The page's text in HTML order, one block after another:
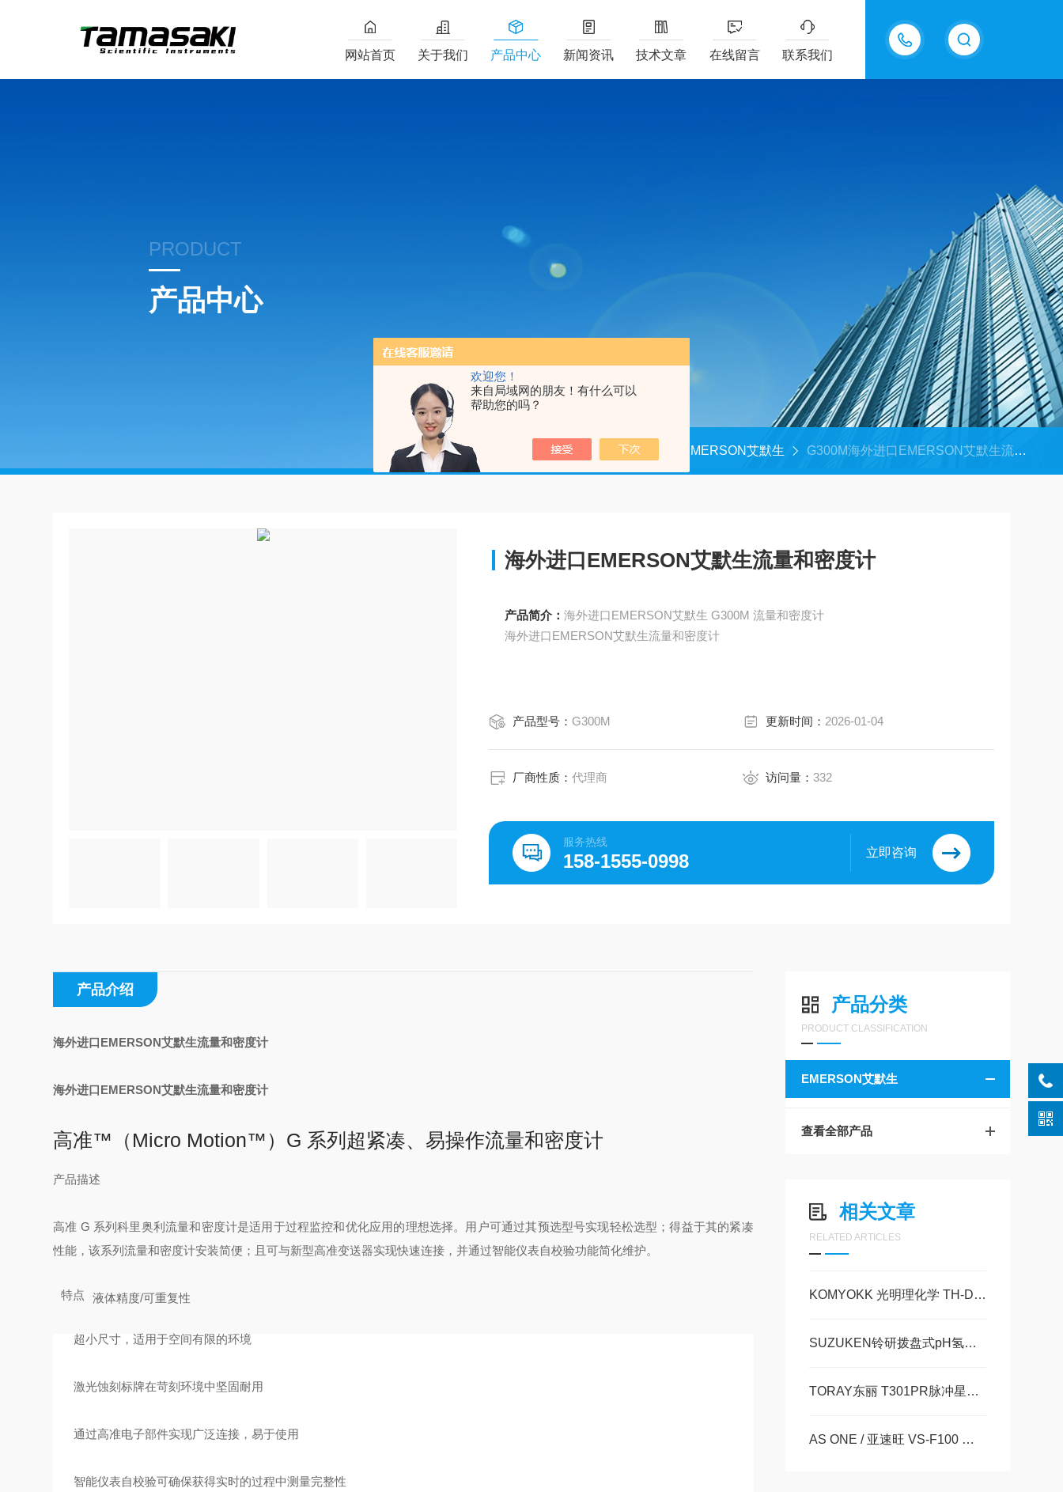
欢迎您！
来自局域网的朋友！有什么可以
帮助您的吗？
15815550998
网站首页 关于我们 产品中心 新闻资讯 技术文章 在线留言 联系我们
PRODUCT
产品中心
首页 产品中心 EMERSON艾默生 G300M海外进口EMERSON艾默生流量和密度计
海外进口EMERSON艾默生流量和密度计
产品简介：
海外进口EMERSON艾默生 G300M 流量和密度计
海外进口EMERSON艾默生流量和密度计
产品型号： G300M 更新时间： 2026-01-04
厂商性质：代理商 访问量： 332
服务热线
158-1555-0998 立即咨询
产品分类
PRODUCT CLASSIFICATION
EMERSON艾默生
查看全部产品
相关文章
RELATED ARTICLES
KOMYOKK 光明理化学 TH-D4A 一氧化碳检测探头（传感器）完整参数玉科原装
SUZUKEN铃研拨盘式pH氢离子计D-BCP玉崎科学仪器原装现货
TORAY东丽 T301PR脉冲星接收器技术参数
AS ONE / 亚速旺 VS-F100 超声波清洗器（标准单频型）玉崎科学仪器原装现货
产品介绍
海外进口EMERSON艾默生流量和密度计
海外进口EMERSON艾默生流量和密度计
高准™（Micro Motion™）G 系列超紧凑、易操作流量和密度计
产品描述
高准 G 系列科里奥利流量和密度计是适用于过程监控和优化应用的理想选择。用户可通过其预选型号实现轻松选型；得益于其的紧凑
性能，该系列流量和密度计安装简便；且可与新型高准变送器实现快速连接，并通过智能仪表自校验功能简化维护。
特点
超小尺寸，适用于空间有限的环境
激光蚀刻标牌在苛刻环境中坚固耐用
通过高准电子部件实现广泛连接，易于使用
智能仪表自校验可确保获得实时的过程中测量完整性
液体精度/可重复性